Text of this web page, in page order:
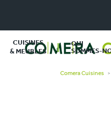
CUISINES
& MEUBLES
QUI
SOMMES-
Comera Cuisines >